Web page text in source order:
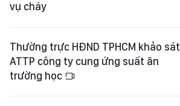
vụ cháy
Thường trực HĐND TPHCM khảo sát
ATTP công ty cung ứng suất ăn
trường học